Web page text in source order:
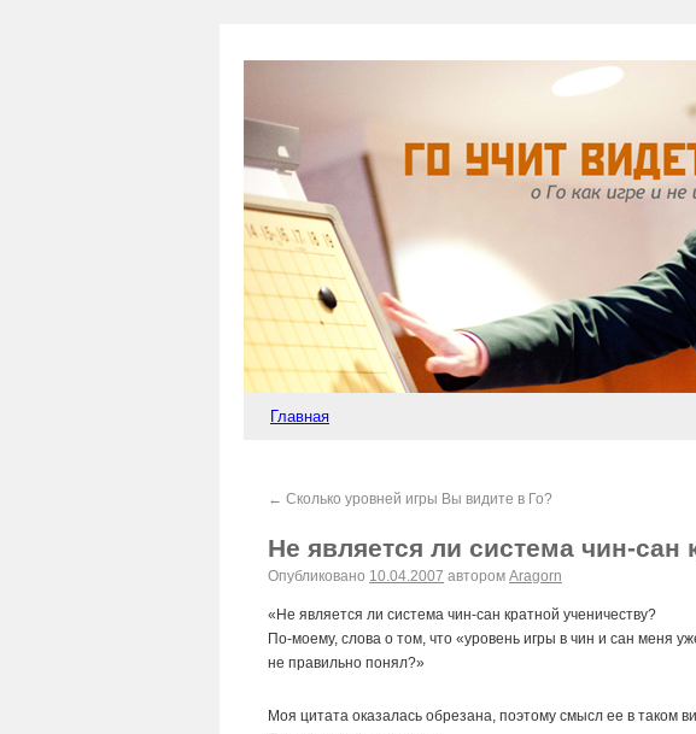
Главная
← Сколько уровней игры Вы видите в Го?
Не является ли система чин-сан
Опубликовано 10.04.2007 автором Aragorn
«Не является ли система чин-сан кратной ученичеству?
По-моему, слова о том, что «уровень игры в чин и сан меня
не правильно понял?»
Моя цитата оказалась обрезана, поэтому смысл ее в таком